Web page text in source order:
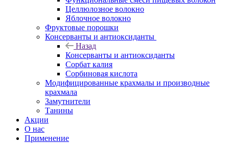
Целлюлозное волокно
Яблочное волокно
Фруктовые порошки
Консерванты и антиоксиданты
Назад
Консерванты и антиоксиданты
Сорбат калия
Сорбиновая кислота
Модифицированные крахмалы и производные
крахмала
Замутнители
Танины
Акции
О нас
Применение